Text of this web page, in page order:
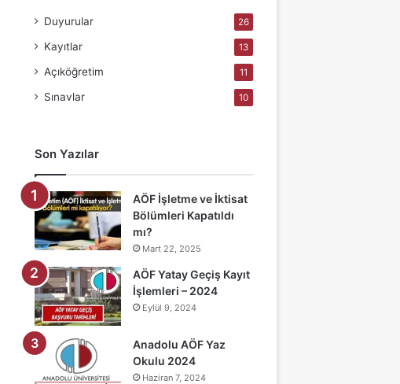
Duyurular 26
Kayıtlar 13
Açıköğretim 11
Sınavlar 10
Son Yazılar
AÖF İşletme ve İktisat
Bölümleri Kapatıldı
mı?
Mart 22, 2025
AÖF Yatay Geçiş Kayıt
İşlemleri – 2024
Eylül 9, 2024
Anadolu AÖF Yaz
Okulu 2024
Haziran 7, 2024